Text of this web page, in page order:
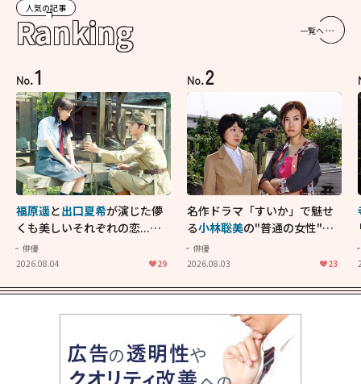
人気の記事
Ranking 一覧へ
No.1
福原遥と出口夏希が演じた儚
くも美しいそれぞれの恋...生
きることの尊さを教えてくれ
た映画「あの花が咲く丘で、
俳優
2026.08.04
29
No.2
名作ドラマ「すいか」で魅せ
る小林聡美の"普通の女性"が
大人に刺さる...映画「かもめ
食堂」にも通じる静かな芝居
俳優
2026.08.03
23